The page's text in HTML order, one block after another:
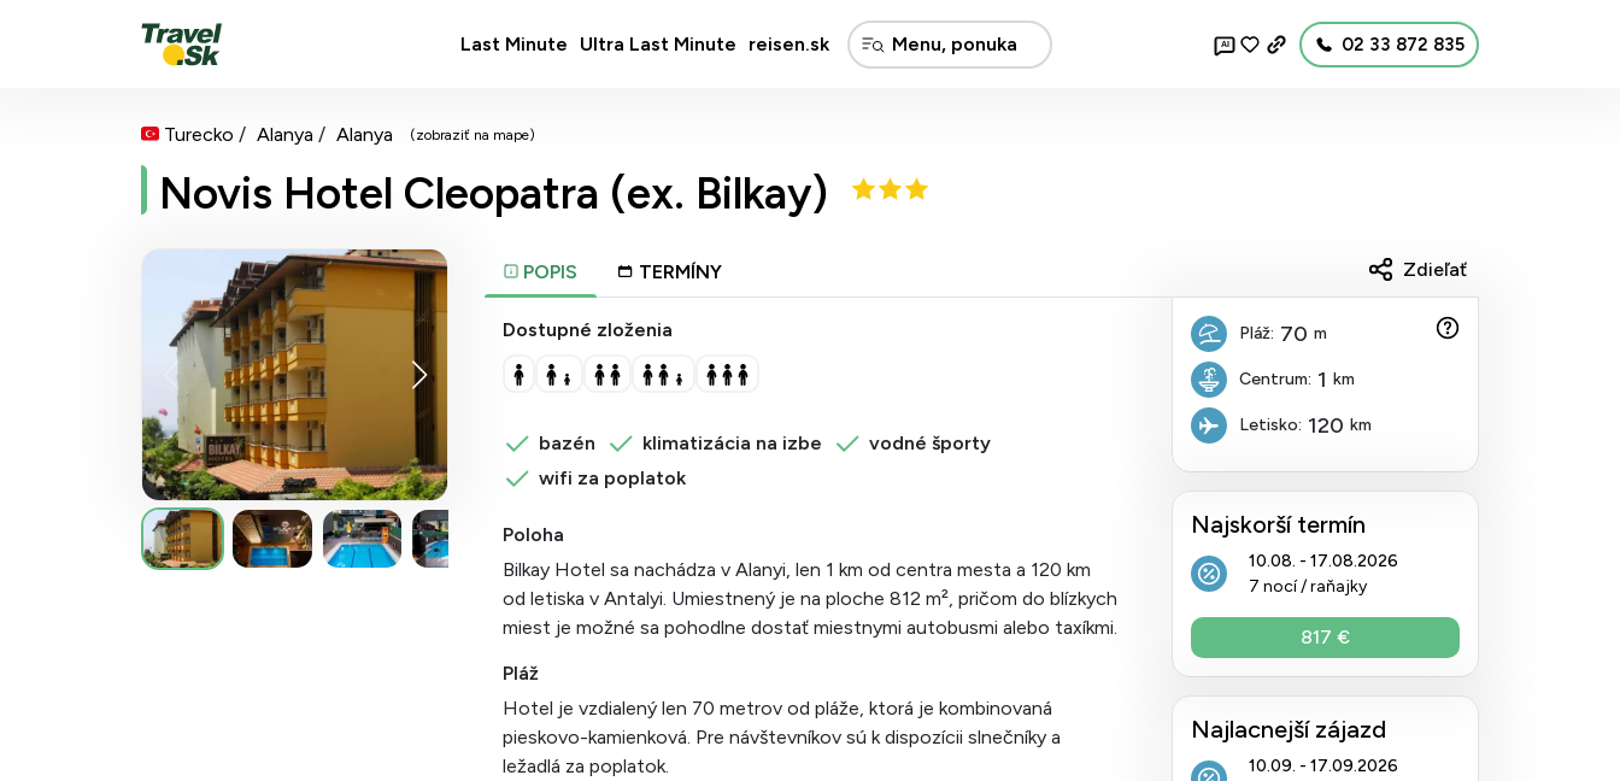
Last Minute Ultra Last Minute reisen.sk AI 02 33 872 835
Turecko Alanya Alanya (zobraziť na mape)
Novis Hotel Cleopatra (ex. Bilkay)
POPIS TERMÍNY
Dostupné zloženia
bazén klimatizácia na izbe
vodné športy
wifi za poplatok
Poloha
Bilkay Hotel sa nachádza v Alanyi, len 1 km od centra mesta a 120 km
od letiska v Antalyi. Umiestnený je na ploche 812 m², pričom do blízkych
miest je možné sa pohodlne dostať miestnymi autobusmi alebo taxíkmi.
Pláž
Hotel je vzdialený len 70 metrov od pláže, ktorá je kombinovaná
pieskovo-kamienková. Pre návštevníkov sú k dispozícii slnečníky a
ležadlá za poplatok.
Zdieľať
Pláž: 70 m
Centrum: 1 km
Letisko: 120 km
Najskorší termín
10.08. - 17.08.2026
7 nocí / raňajky
817 €
Najlacnejší zájazd
10.09. - 17.09.2026